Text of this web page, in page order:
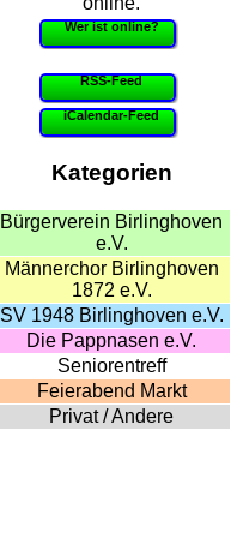
Wer ist online?
RSS-Feed
iCalendar-Feed
Kategorien
Bürgerverein Birlinghoven
e.V.
Männerchor Birlinghoven
1872 e.V.
SV 1948 Birlinghoven e.V.
Die Pappnasen e.V.
Seniorentreff
Feierabend Markt
Privat / Andere